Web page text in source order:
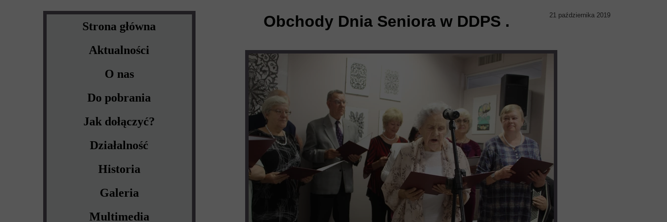
21 października 2019
Obchody Dnia Seniora w DDPS .
Strona główna
Aktualności
O nas
Do pobrania
Jak dołączyć?
Działalność
Historia
Galeria
Multimedia